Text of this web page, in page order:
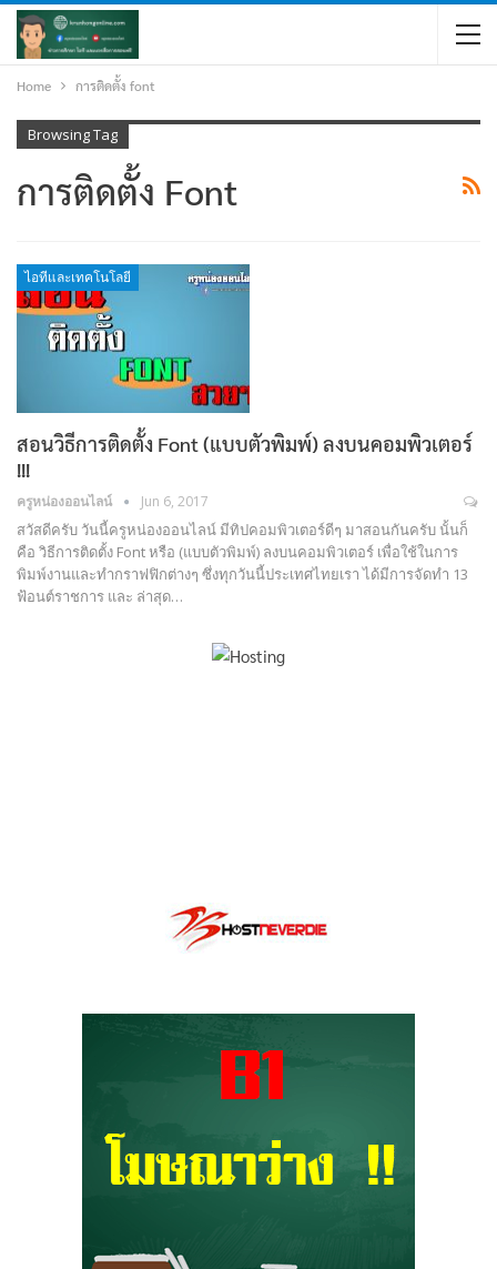
Home การติดตั้ง font
Browsing Tag
การติดตั้ง Font
ไอทีและเทคโนโลยี
สอนวิธีการติดตั้ง Font (แบบตัวพิมพ์) ลงบนคอมพิวเตอร์
!!!
ครูหน่องออนไลน์ Jun 6, 2017
สวัสดีครับ วันนี้ครูหน่องออนไลน์ มีทิปคอมพิวเตอร์ดีๆ มาสอนกันครับ นั้นก็
คือ วิธีการติดตั้ง Font หรือ (แบบตัวพิมพ์) ลงบนคอมพิวเตอร์ เพื่อใช้ในการ
พิมพ์งานและทำกราฟฟิกต่างๆ ซึ่งทุกวันนี้ประเทศไทยเรา ได้มีการจัดทำ 13
ฟ้อนต์ราชการ และ ล่าสุด…